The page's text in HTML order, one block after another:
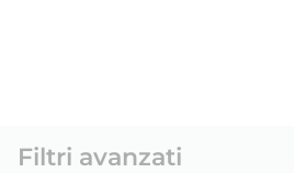
Filtri avanzati